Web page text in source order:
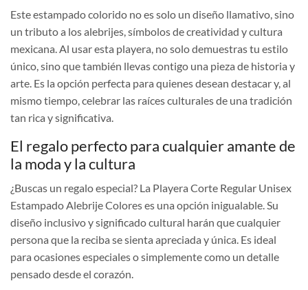
Este estampado colorido no es solo un diseño llamativo, sino
un tributo a los alebrijes, símbolos de creatividad y cultura
mexicana. Al usar esta playera, no solo demuestras tu estilo
único, sino que también llevas contigo una pieza de historia y
arte. Es la opción perfecta para quienes desean destacar y, al
mismo tiempo, celebrar las raíces culturales de una tradición
tan rica y significativa.
El regalo perfecto para cualquier amante de
la moda y la cultura
¿Buscas un regalo especial? La Playera Corte Regular Unisex
Estampado Alebrije Colores es una opción inigualable. Su
diseño inclusivo y significado cultural harán que cualquier
persona que la reciba se sienta apreciada y única. Es ideal
para ocasiones especiales o simplemente como un detalle
pensado desde el corazón.